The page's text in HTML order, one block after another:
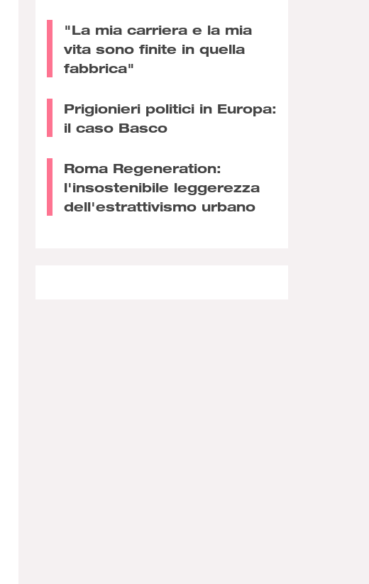
"La mia carriera e la mia
vita sono finite in quella
fabbrica"
Prigionieri politici in Europa:
il caso Basco
Roma Regeneration:
l'insostenibile leggerezza
dell'estrattivismo urbano